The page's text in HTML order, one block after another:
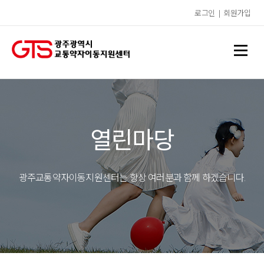
로그인 | 회원가입
열린마당
광주교통약자이동지원센터는 항상 여러분과 함께 하겠습니다.